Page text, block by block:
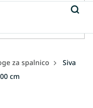
za spalnico
Siva
cm